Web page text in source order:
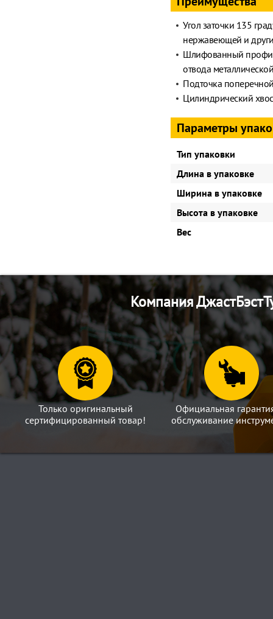
Угол заточки 135
нержавеющей и
Шлифованный
отвода
Подточка
Цилиндрический
Параметры
Тип упаковки
Длина в упаковке
Ширина в упаковке
Высота в упаковке
Вес
Компания
Только оригинальный
сертифицированный товар!
Официальная
обслуживание